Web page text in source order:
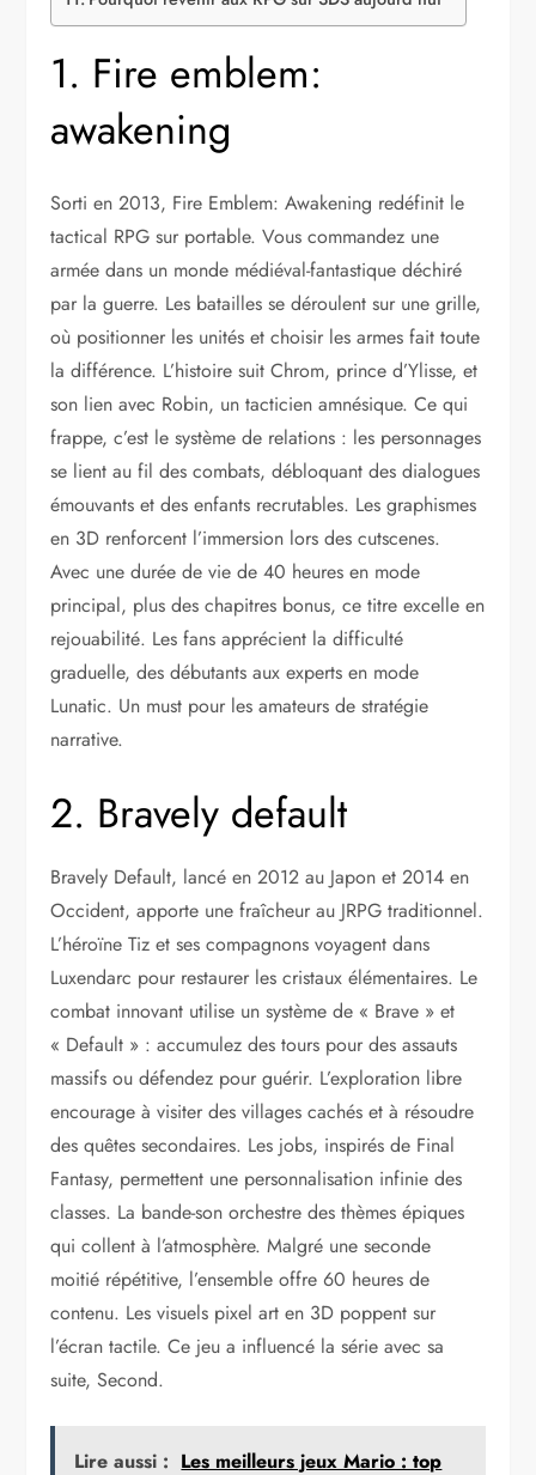
1. Fire emblem:
awakening
Sorti en 2013, Fire Emblem: Awakening redéfinit le
tactical RPG sur portable. Vous commandez une
armée dans un monde médiéval-fantastique déchiré
par la guerre. Les batailles se déroulent sur une grille,
où positionner les unités et choisir les armes fait toute
la différence. L’histoire suit Chrom, prince d’Ylisse, et
son lien avec Robin, un tacticien amnésique. Ce qui
frappe, c’est le système de relations : les personnages
se lient au fil des combats, débloquant des dialogues
émouvants et des enfants recrutables. Les graphismes
en 3D renforcent l’immersion lors des cutscenes.
Avec une durée de vie de 40 heures en mode
principal, plus des chapitres bonus, ce titre excelle en
rejouabilité. Les fans apprécient la difficulté
graduelle, des débutants aux experts en mode
Lunatic. Un must pour les amateurs de stratégie
narrative.
2. Bravely default
Bravely Default, lancé en 2012 au Japon et 2014 en
Occident, apporte une fraîcheur au JRPG traditionnel.
L’héroïne Tiz et ses compagnons voyagent dans
Luxendarc pour restaurer les cristaux élémentaires. Le
combat innovant utilise un système de « Brave » et
« Default » : accumulez des tours pour des assauts
massifs ou défendez pour guérir. L’exploration libre
encourage à visiter des villages cachés et à résoudre
des quêtes secondaires. Les jobs, inspirés de Final
Fantasy, permettent une personnalisation infinie des
classes. La bande-son orchestre des thèmes épiques
qui collent à l’atmosphère. Malgré une seconde
moitié répétitive, l’ensemble offre 60 heures de
contenu. Les visuels pixel art en 3D poppent sur
l’écran tactile. Ce jeu a influencé la série avec sa
suite, Second.
Lire aussi : Les meilleurs jeux Mario : top